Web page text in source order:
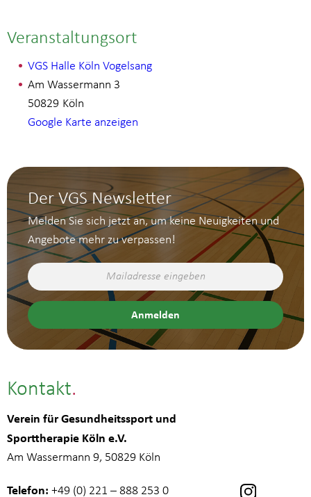
Veranstaltungsort
VGS Halle Köln Vogelsang
Am Wassermann 3
Köln
50829
Google Karte anzeigen
Der VGS Newsletter
Melden Sie sich jetzt an, um keine Neuigkeiten und
Angebote mehr zu verpassen!
Kontakt
Verein für Gesundheitssport und
Sporttherapie Köln e.V.
Am Wassermann 9, 50829 Köln
Telefon: +49 (0) 221 – 888 253 0